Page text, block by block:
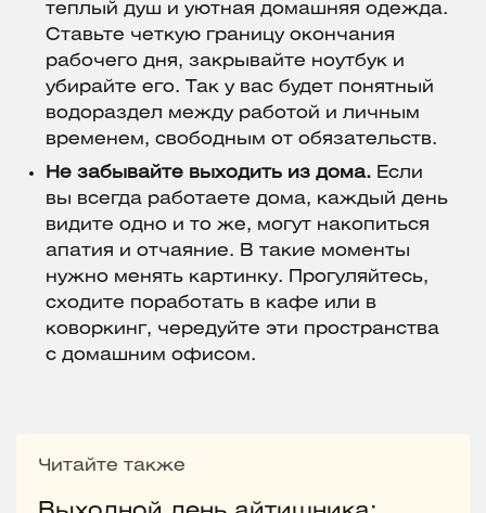
теплый душ и уютная домашняя одежда.
Ставьте четкую границу окончания
рабочего дня, закрывайте ноутбук и
убирайте его. Так у вас будет понятный
водораздел между работой и личным
временем, свободным от обязательств.
Не забывайте выходить из дома. Если
вы всегда работаете дома, каждый день
видите одно и то же, могут накопиться
апатия и отчаяние. В такие моменты
нужно менять картинку. Прогуляйтесь,
сходите поработать в кафе или в
коворкинг, чередуйте эти пространства
с домашним офисом.
Читайте также